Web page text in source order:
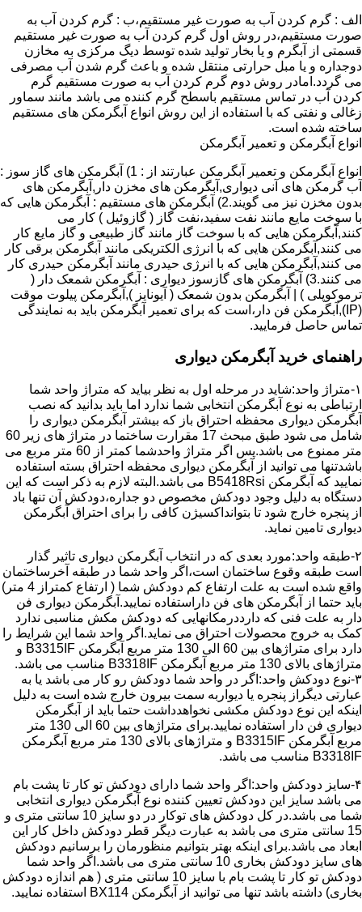
الف : گرم کردن آب به صورت غیر مستقیم،ب : گرم کردن آب به
صورت مستقیم،در روش اول گرم کردن آب به صورت غیر مستقیم
قسمتی از آبگرم و یا بخار تولید شده توسط دیگ مرکزی به مخازن
دوجداره و یا مبل حرارتی منتقل شده و باعث گرم شدن آب مصرفی
می گردد.امادر روش دوم گرم کردن آب به صورت مستقیم گرم
کردن آب در تماس مستقیم باسطح گرم کننده می باشد مانند سماور
زغالی و نفتی که با استفاده از این روش انواع آبگرمکن های مستقیم
ساخته شده است.
انواع آبگرمکن و تعمیر آبگرمکن
انواع آبگرمکن و تعمیر آبگرمکن عبارتند از : 1) آبگرمکن های گاز سوز :
آب گرمکن های آنی دیواری,آبگرمکن های مخزن دار,آبگرمکن های
بدون مخزن نیز می گویند.2) آبگرمکن های مستقیم : آبگرمکن هایی که
با سوخت مایع مانند نفت سفید،نفت گاز ( گازوئیل ) کار می
کنند,آبگرمکن هایی که با سوخت گاز مانند گاز طبیعی و گاز مایع کار
می کنند,آبگرمکن هایی که با انرژی الکتریکی مانند آبگرمکن برقی کار
می کنند,آبگرمکن هایی که با انرژی حیدری مانند آبگرمکن حیدری کار
می کنند.3) آبگرمکن های گازسوز دیواری : آبگرمکن شمعک دار (
ترموکوپلی ) | آبگرمکن بدون شمعک ( آیونایز ),آبگرمکن پیلوت موقت
(IP),آبگرمکن فن دار،است که برای تعمیر آبگرمکن باید به نمایندگی
تماس حاصل فرمایید.
راهنمای خرید آبگرمکن دیواری
۱-متراژ واحد:شاید در مرحله اول به نظر بیاید که متراژ واحد شما
ارتباطی به نوع آبگرمکن انتخابی شما ندارد اما باید بدانید که نصب
آبگرمکن دیواری محفظه احتراق باز که بیشتر آبگرمکن دیواری را
شامل می شود طبق مبحث 17 مقرارت ساختما در متراژ های زیر 60
متر ممنوع می باشد.پس اگر متراژ واحدشما کمتر از 60 متر مربع می
باشدتنها می توانید از آبگرمکن دیواری محفظه احتراق بسته استفاده
نمایید که آبگرمکن B5418Rsi می باشد.البته لازم به ذکر است که این
دستگاه به دلیل وجود دودکش مخصوص دو جداره،دودکش آن تنها باد
از پنجره خارج شود تا بتوانداکسیژن کافی را برای احتراق آبگرمکن
دیواری تامین نماید.
۲-طبقه واحد:مورد بعدی که در انتخاب آبگرمکن دیواری تاثیر گذار
است طبقه وقوع ساختمان است،اگر واحد شما در طبقه آخرساختمان
واقع شده است به علت ارتفاع کم دودکش شما ( ارتفاع کمتراز 4 متر)
باید حتما از آبگرمکن های فن داراستفاده نمایید.آبگرمکن دیواری فن
دار به علت فنی که دارددرمکانهایی که دودکش مکش مناسبی ندارد
کمک به خروج محصولات احتراق می نماید.اگر واحد شما این شرایط را
دارد برای متراژهای بین 60 الی 130 متر مربع آبگرمکن B3315IF و
متراژهای بالای 130 متر مربع آبگرمکن B3318IF مناسب می باشد.
۳-نوع دودکش واحد:اگر در واحد شما دودکش رو کار می باشد یا به
عبارتی دیگراز پنجره یا دیواربه سمت بیرون خارج شده است به دلیل
اینکه این نوع دودکش مکشی نخواهدداشت حتما باید از آبگرمکن
دیواری فن دار استفاده نمایید.برای متراژهای بین 60 الی 130 متر
مربع آبگرمکن B3315IF و متراژهای بالای 130 متر مربع آبگرمکن
B3318IF مناسب می باشد.
۴-سایز دودکش واحد:اگر واحد شما دارای دودکش تو کار تا پشت بام
می باشد سایز این دودکش تعیین کننده نوع آبگرمکن دیواری انتخابی
شما می باشد.در کل دودکش های توکار در دو سایز 10 سانتی متری و
15 سانتی متری می باشد به عبارت دیگر قطر دودکش داخل کار این
ابعاد می باشد.برای اینکه بهتر بتوانیم منظورمان را برسانیم دودکش
های سایز دودکش بخاری 10 سانتی متری می باشد.اگر واحد شما
دودکش تو کار تا پشت بام با سایز 10 سانتی متری ( هم اندازه دودکش
بخاری) داشته باشد تنها می توانید از آبگرمکن BX114 استفاده نمایید.